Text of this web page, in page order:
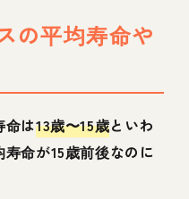
の平均寿命や
命は13歳〜15歳といわ
命が15歳前後なのに